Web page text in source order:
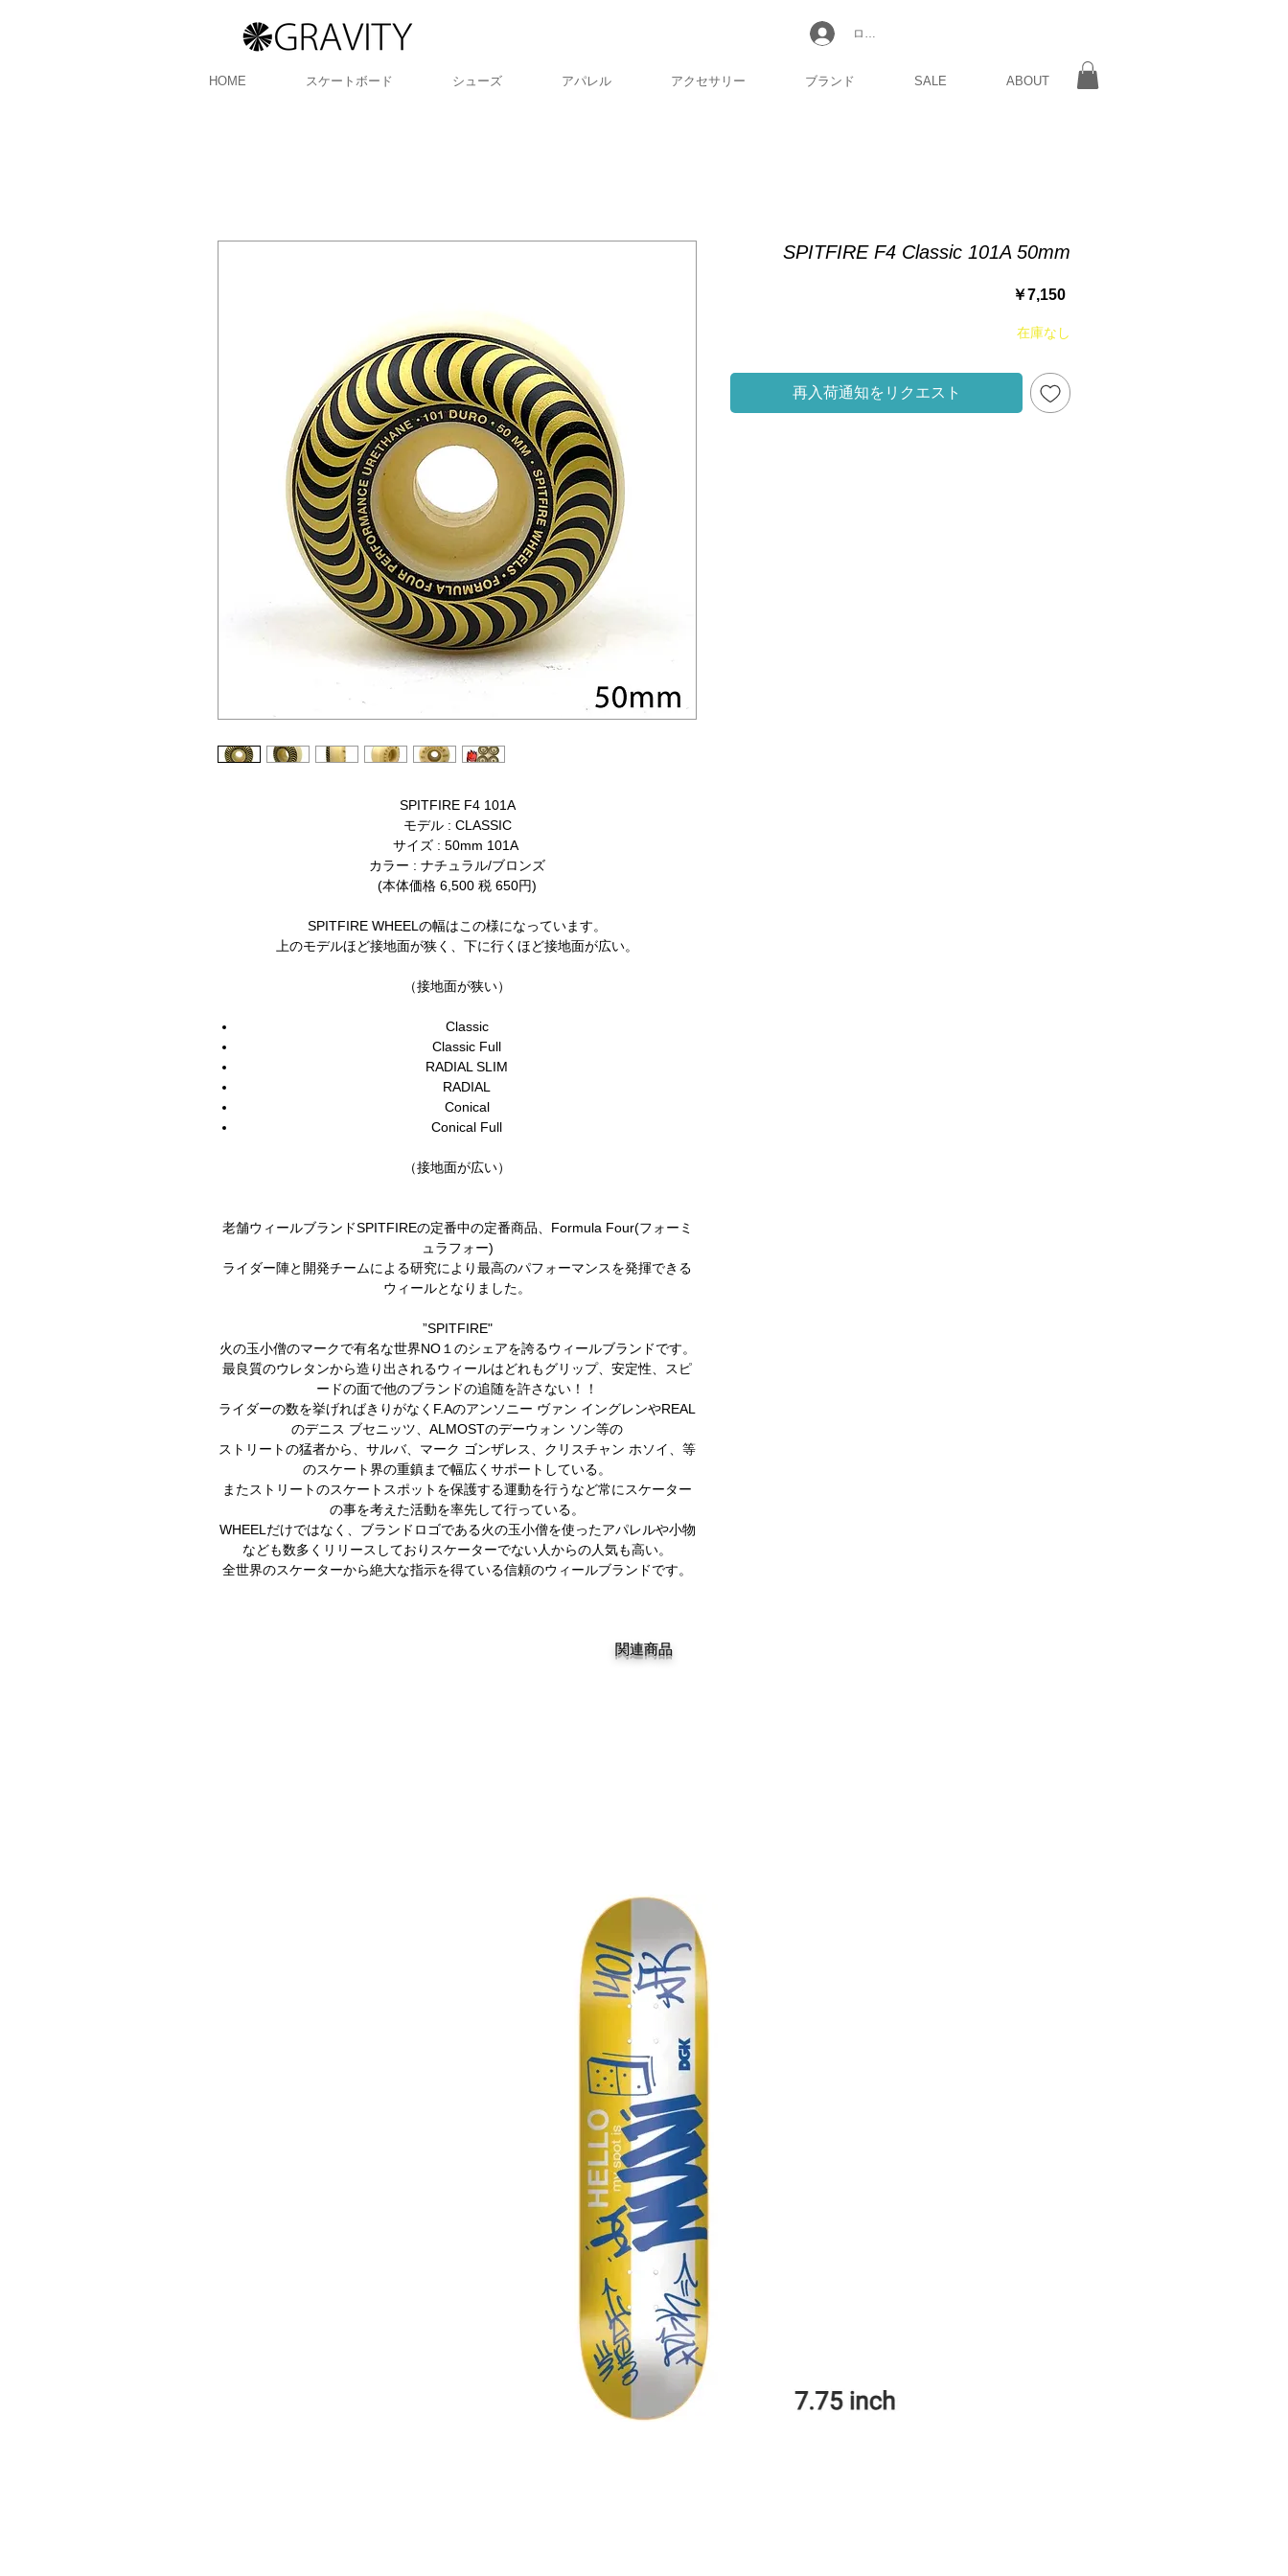
HOME スケートボード シューズ アパレル アクセサリー ブランド SALE ABOUT
ログイン
SPITFIRE F4 101A
モデル : CLASSIC
サイズ : 50mm 101A
カラー : ナチュラル/ブロンズ
(本体価格 6,500 税 650円)
SPITFIRE WHEELの幅はこの様になっています。
上のモデルほど接地面が狭く、下に行くほど接地面が広い。
（接地面が狭い）
Classic
Classic Full
RADIAL SLIM
RADIAL
Conical
Conical Full
（接地面が広い）
老舗ウィールブランドSPITFIREの定番中の定番商品、Formula Four(フォーミ
ュラフォー)
ライダー陣と開発チームによる研究により最高のパフォーマンスを発揮できる
ウィールとなりました。
”SPITFIRE"
火の玉小僧のマークで有名な世界NO１のシェアを誇るウィールブランドです。
最良質のウレタンから造り出されるウィールはどれもグリップ、安定性、スピ
ードの面で他のブランドの追随を許さない！！
ライダーの数を挙げればきりがなくF.Aのアンソニー ヴァン イングレンやREAL
のデニス ブセニッツ、ALMOSTのデーウォン ソン等の
ストリートの猛者から、サルバ、マーク ゴンザレス、クリスチャン ホソイ、等
のスケート界の重鎮まで幅広くサポートしている。
またストリートのスケートスポットを保護する運動を行うなど常にスケーター
の事を考えた活動を率先して行っている。
WHEELだけではなく、ブランドロゴである火の玉小僧を使ったアパレルや小物
なども数多くリリースしておりスケーターでない人からの人気も高い。
全世界のスケーターから絶大な指示を得ている信頼のウィールブランドです。
SPITFIRE F4 Classic 101A 50mm
￥7,150価
在庫なし
再入荷通知をリクエスト
関連商品